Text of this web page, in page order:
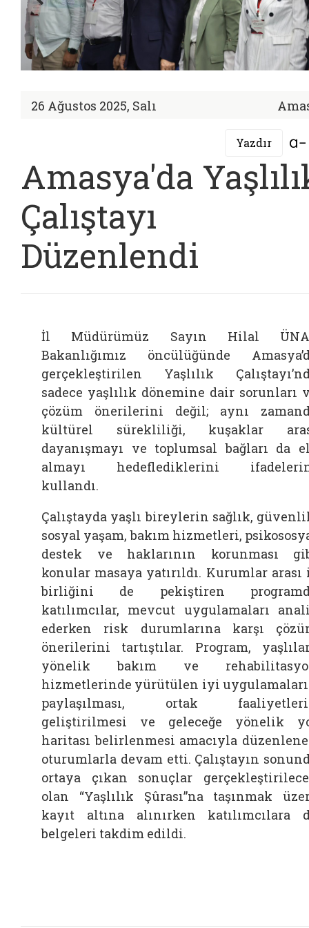
26 Ağustos 2025, Salı
Yazdır
Amasya'da
Çalıştayı
Düzenlendi
İl Müdürümüz Sayın Hilal
Bakanlığımız öncülüğünde
gerçekleştirilen Yaşlılık
sadece yaşlılık dönemine dair sorunları
çözüm önerilerini değil; aynı
kültürel sürekliliği, kuşaklar
dayanışmayı ve toplumsal bağları da
almayı hedeflediklerini
kullandı.
Çalıştayda yaşlı bireylerin sağlık,
sosyal yaşam, bakım hizmetleri,
destek ve haklarının korunması
konular masaya yatırıldı. Kurumlar arası
birliğini de pekiştiren
katılımcılar, mevcut uygulamaları
ederken risk durumlarına karşı
önerilerini tartıştılar. Program,
yönelik bakım ve
hizmetlerinde yürütülen iyi
paylaşılması, ortak
geliştirilmesi ve geleceğe yönelik
haritası belirlenmesi amacıyla
oturumlarla devam etti. Çalıştayın
ortaya çıkan sonuçlar
olan “Yaşlılık Şûrası”na taşınmak
kayıt altına alınırken katılımcılara
belgeleri takdim edildi.